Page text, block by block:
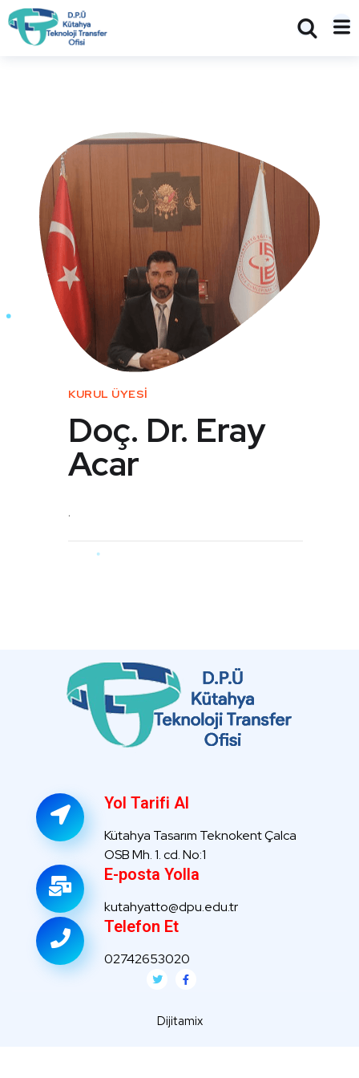
KURUL ÜYESİ
Doç. Dr. Eray
Acar
.
Yol Tarifi Al
Kütahya Tasarım Teknokent Çalca
OSB Mh. 1. cd. No:1
E-posta Yolla
kutahyatto@dpu.edu.tr
Telefon Et
02742653020
Dijitamix